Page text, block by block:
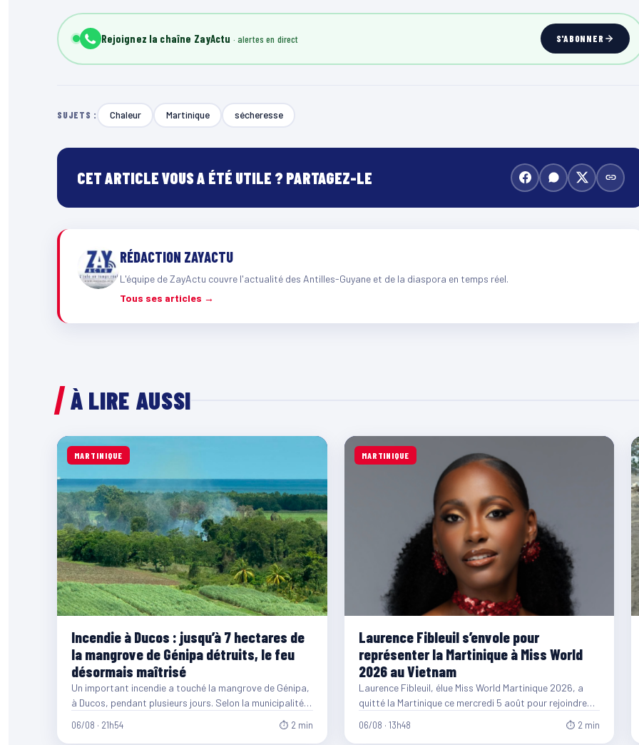
Rejoignez la chaîne ZayActu S'ABONNER
SUJETS : Chaleur Martinique sécheresse
CET ARTICLE VOUS A ÉTÉ UTILE ? PARTAGEZ-LE
RÉDACTION ZAYACTU
L'équipe de ZayActu couvre l'actualité des Antilles-Guyane et de la diaspora en temps réel.
Tous ses articles →
À LIRE AUSSI
MARTINIQUE
Incendie à Ducos : jusqu’à 7 hectares de
la mangrove de Génipa détruits, le feu
désormais maîtrisé
Un important incendie a touché la mangrove de Génipa,
à Ducos, pendant plusieurs jours. Selon la municipalité,
06/08 · 21h54 ⏱ 2 min
MARTINIQUE
Laurence Fibleuil s’envole pour
représenter la Martinique à Miss World
2026 au Vietnam
Laurence Fibleuil, élue Miss World Martinique 2026, a
quitté la Martinique ce mercredi 5 août pour rejoindre
06/08 · 13h48 ⏱ 2 min